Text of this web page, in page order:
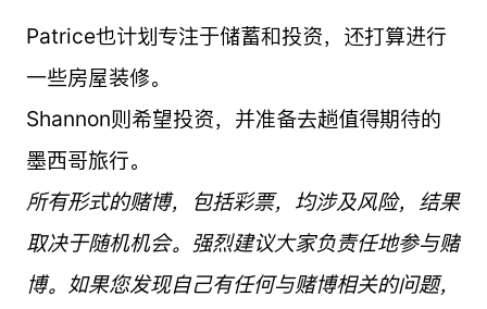
Patrice也计划专注于储蓄和投资，还打算进行
一些房屋装修。
Shannon则希望投资，并准备去趟值得期待的
墨西哥旅行。
所有形式的赌博，包括彩票，均涉及风险，结果
取决于随机机会。强烈建议大家负责任地参与赌
博。如果您发现自己有任何与赌博相关的问题，